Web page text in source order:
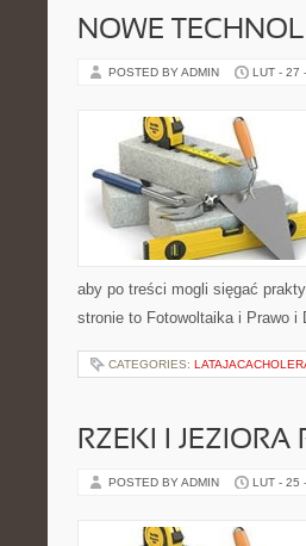
NOWE
POSTED BY ADMIN LUT - 27
aby po treści mogli sięgać
stronie to Fotowoltaika i Prawo
CATEGORIES:
RZEKI I JEZIORA
POSTED BY ADMIN LUT - 25